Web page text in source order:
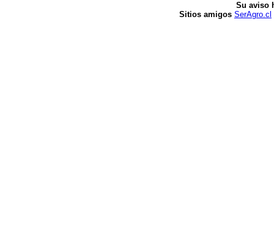
Su aviso
Sitios amigos SerAgro.cl